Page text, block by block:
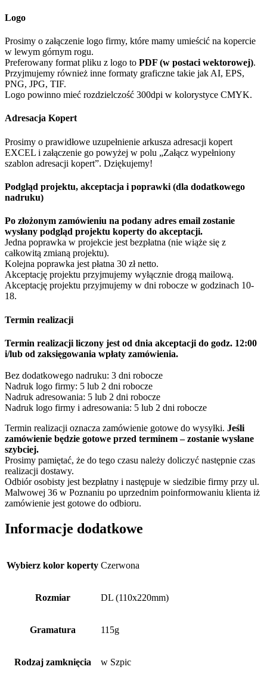
Logo
Prosimy o załączenie logo firmy, które mamy umieścić na kopercie
w lewym górnym rogu.
Preferowany format pliku z logo to PDF (w postaci wektorowej).
Przyjmujemy również inne formaty graficzne takie jak AI, EPS,
PNG, JPG, TIF.
Logo powinno mieć rozdzielczość 300dpi w kolorystyce CMYK.
Adresacja Kopert
Prosimy o prawidłowe uzupełnienie arkusza adresacji kopert
EXCEL i załączenie go powyżej w polu „Załącz wypełniony
szablon adresacji kopert”. Dziękujemy!
Podgląd projektu, akceptacja i poprawki (dla dodatkowego
nadruku)
Po złożonym zamówieniu na podany adres email zostanie
wysłany podgląd projektu koperty do akceptacji.
Jedna poprawka w projekcie jest bezpłatna (nie wiąże się z
całkowitą zmianą projektu).
Kolejna poprawka jest płatna 30 zł netto.
Akceptację projektu przyjmujemy wyłącznie drogą mailową.
Akceptację projektu przyjmujemy w dni robocze w godzinach 10-
18.
Termin realizacji
Termin realizacji liczony jest od dnia akceptacji do godz. 12:00
i/lub od zaksięgowania wpłaty zamówienia.
Bez dodatkowego nadruku: 3 dni robocze
Nadruk logo firmy: 5 lub 2 dni robocze
Nadruk adresowania: 5 lub 2 dni robocze
Nadruk logo firmy i adresowania: 5 lub 2 dni robocze
Termin realizacji oznacza zamówienie gotowe do wysyłki. Jeśli
zamówienie będzie gotowe przed terminem – zostanie wysłane
szybciej.
Prosimy pamiętać, że do tego czasu należy doliczyć następnie czas
realizacji dostawy.
Odbiór osobisty jest bezpłatny i następuje w siedzibie firmy przy ul.
Malwowej 36 w Poznaniu po uprzednim poinformowaniu klienta iż
zamówienie jest gotowe do odbioru.
Informacje dodatkowe
Wybierz kolor koperty Czerwona
Rozmiar DL (110x220mm)
Gramatura 115g
Rodzaj zamknięcia w Szpic